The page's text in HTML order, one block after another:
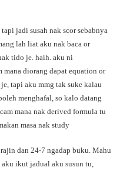
jadi susah nak scor sebabnya
lah liat aku nak baca or
tido je. haih. aku ni
diorang dapat equation or
tapi aku mmg tak suke kalau
menghafal, so kalo datang
mana nak derived formula tu
masa nak study
dan 24-7 ngadap buku. Mahu
ikut jadual aku susun tu,